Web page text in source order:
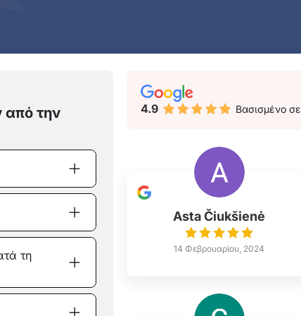
από την
τη
4.9 Βασισμένο σε
Asta Čiukšienė
14 Φεβρουαρίου, 2024